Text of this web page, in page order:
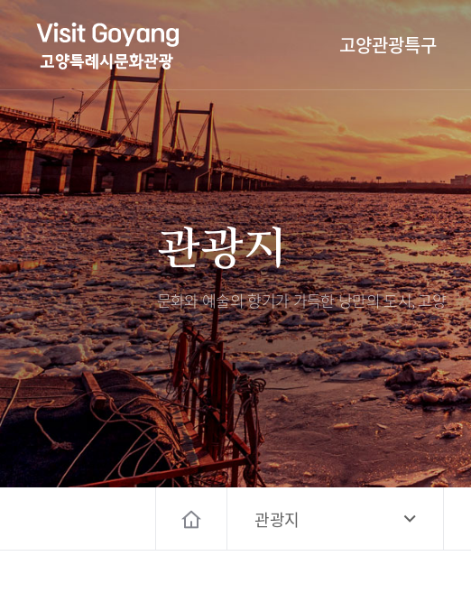
고양관광특구
관광특화거리
TV속 고양 나들이
야경 나들이
자전거 나들이
도보관광 나들이
DMZ평화의길
대표축제
축제/행사
고양관광정보센터 소개
층별안내
편의시설
오시는길
고양시관광협의회
고양컨벤션뷰로
경기관광
대한민국 구석구석
관광지
문화와 예술의 향기가 가득한낭만의 도시, 고양
관광지